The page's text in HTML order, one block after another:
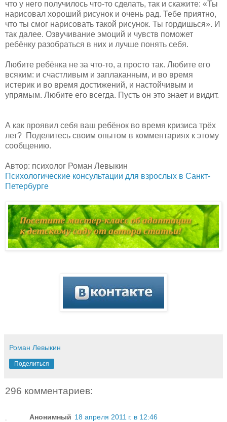
что у него получилось что-то сделать, так и скажите: «Ты
нарисовал хороший рисунок и очень рад. Тебе приятно,
что ты смог нарисовать такой рисунок. Ты гордишься». И
так далее. Озвучивание эмоций и чувств поможет
ребёнку разобраться в них и лучше понять себя.
Любите ребёнка не за что-то, а просто так. Любите его
всяким: и счастливым и заплаканным, и во время
истерик и во время достижений, и настойчивым и
упрямым. Любите его всегда. Пусть он это знает и видит.
А как проявил себя ваш ребёнок во время кризиса трёх
лет? Поделитесь своим опытом в комментариях к этому
сообщению.
Автор: психолог Роман Левыкин
Психологические консультации для взрослых в Санкт-
Петербурге
Роман Левыкин
Поделиться
296 комментариев:
Анонимный 18 апреля 2011 г. в 12:46